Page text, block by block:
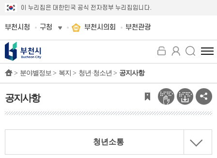
이 누리집은 대한민국 공식 전자정부 누리집입니다.
부천시청 구청 부천시의회 부천관광
전
체
뉴
보
기
> 분야별정보 > 복지 > 청년·청소년 > 공지사항
공지사항
청년소통